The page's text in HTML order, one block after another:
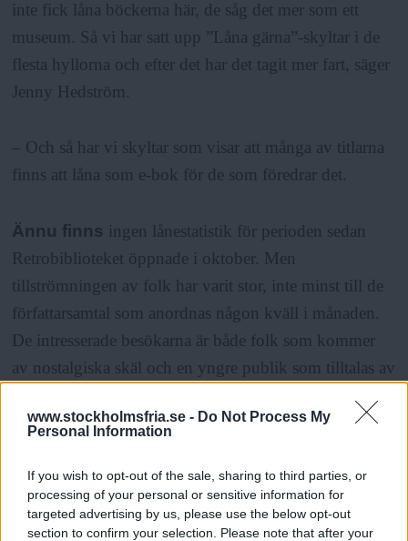
www.stockholmsfria.se - Do Not Process My
Personal Information
If you wish to opt-out of the sale, sharing to third parties, or
processing of your personal or sensitive information for
targeted advertising by us, please use the below opt-out
section to confirm your selection. Please note that after your
inte fick låna böckerna här, de såg det mer som ett
museum. Så vi har satt upp ”Låna gärna”-skyltar i de
flesta hyllorna och efter det har det tagit mer fart, säger
Jenny Hedström.
– Och så har vi skyltar som visar att många av titlarna
finns att låna som e-bok för de som föredrar det.
Ännu finns ingen lånestatistik för perioden sedan
Retrobiblioteket öppnade i oktober. Men
tillströmningen av folk har varit stor, inte minst till de
författarsamtal som anordnas någon kväll i månaden.
De intresserade besökarna är både folk som kommer
av nostalgiska skäl och en yngre publik som tilltalas av
så mycket utan ”mest kommer hit för att hänga”, enligt
läsesalarna till förmån för retroavdelningens mer
hemtrevliga miljö där den som är tidigt ute till och
med kan knipa en fåtölj.